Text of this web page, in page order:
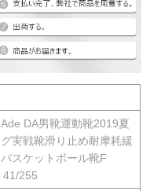
DA男靴運動靴2019夏
実戦靴滑り止め耐摩耗緩
スケットボール靴F
41/255